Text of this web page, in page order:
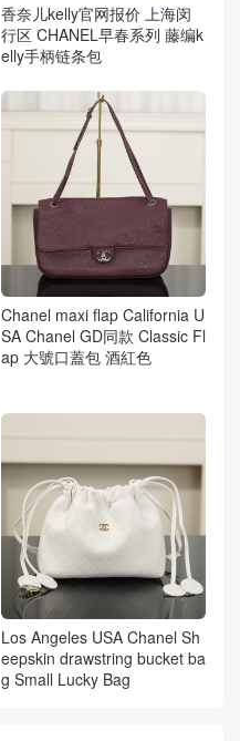
香奈儿kelly官网报价 上海闵
行区 CHANEL早春系列 藤编k
elly手柄链条包
Chanel maxi flap California U
SA Chanel GD同款 Classic Fl
ap 大號口蓋包 酒紅色
Los Angeles USA Chanel Sh
eepskin drawstring bucket ba
g Small Lucky Bag